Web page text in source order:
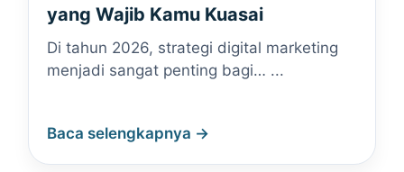
yang Wajib Kamu Kuasai
Di tahun 2026, strategi digital marketing
menjadi sangat penting bagi… ...
Baca selengkapnya →